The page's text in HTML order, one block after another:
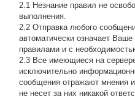
2.1 Hезнание правил не
выполнения.
2.2 Отправка любого
автоматически означает
правилами и с
2.3 Все имеющиеся на
исключительно
сообщения отражают мнения
не несет за них никакой